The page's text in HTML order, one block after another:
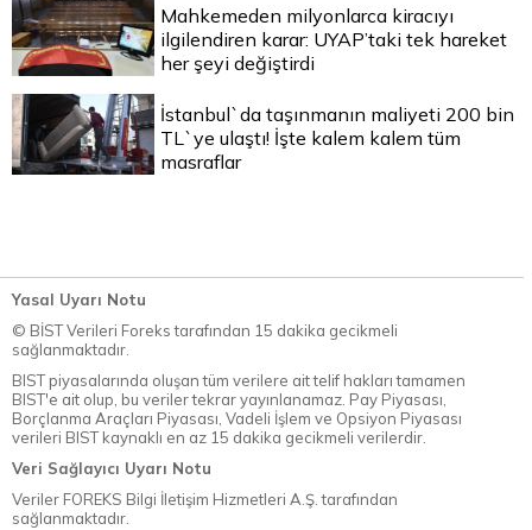
Mahkemeden milyonlarca kiracıyı
ilgilendiren karar: UYAP’taki tek hareket
her şeyi değiştirdi
İstanbul`da taşınmanın maliyeti 200 bin
TL`ye ulaştı! İşte kalem kalem tüm
masraflar
Yasal Uyarı Notu
© BİST Verileri Foreks tarafından 15 dakika gecikmeli
sağlanmaktadır.
BIST piyasalarında oluşan tüm verilere ait telif hakları tamamen
BIST'e ait olup, bu veriler tekrar yayınlanamaz. Pay Piyasası,
Borçlanma Araçları Piyasası, Vadeli İşlem ve Opsiyon Piyasası
verileri BIST kaynaklı en az 15 dakika gecikmeli verilerdir.
Veri Sağlayıcı Uyarı Notu
Veriler FOREKS Bilgi İletişim Hizmetleri A.Ş. tarafından
sağlanmaktadır.